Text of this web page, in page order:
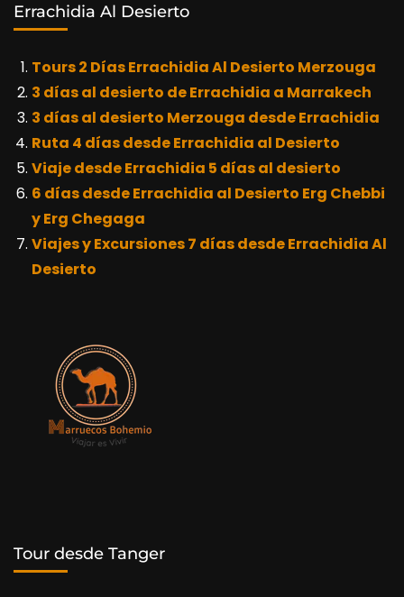
Errachidia Al Desierto
Tours 2 Días Errachidia Al Desierto Merzouga
3 días al desierto de Errachidia a Marrakech
3 días al desierto Merzouga desde Errachidia
Ruta 4 días desde Errachidia al Desierto
Viaje desde Errachidia 5 días al desierto
6 días desde Errachidia al Desierto Erg Chebbi
y Erg Chegaga
Viajes y Excursiones 7 días desde Errachidia Al
Desierto
Tour desde Tanger